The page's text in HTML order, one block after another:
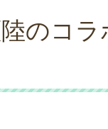
のコ